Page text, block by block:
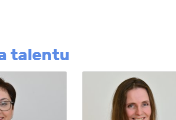
talentu